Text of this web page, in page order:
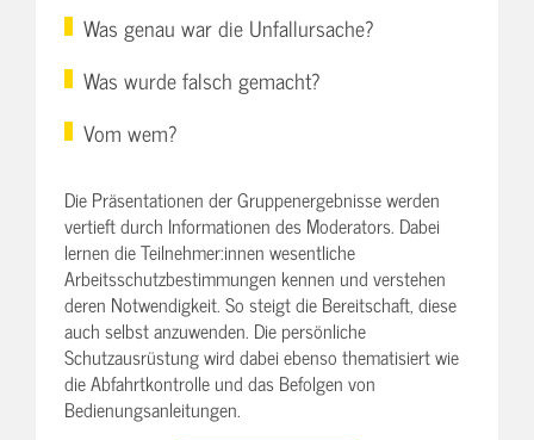
Was genau war die Unfallursache?
Was wurde falsch gemacht?
Vom wem?
Die Präsentationen der Gruppenergebnisse werden
vertieft durch Informationen des Moderators. Dabei
lernen die Teilnehmer:innen wesentliche
Arbeitsschutzbestimmungen kennen und verstehen
deren Notwendigkeit. So steigt die Bereitschaft, diese
auch selbst anzuwenden. Die persönliche
Schutzausrüstung wird dabei ebenso thematisiert wie
die Abfahrtkontrolle und das Befolgen von
Bedienungsanleitungen.